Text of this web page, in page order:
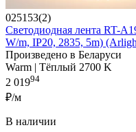
025153(2)
Светодиодная лента RT-
W/m, IP20, 2835, 5m)
Произведено в Беларуси
Warm | Тёплый 2700 K
2 01994
₽/м
В наличии